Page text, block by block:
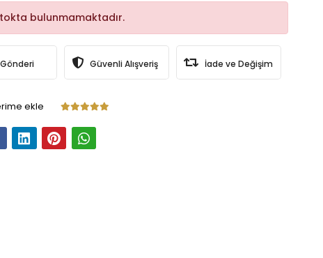
bulunmamaktadır.
Gönderi Güvenli Alışveriş İade ve Değişim
ekle